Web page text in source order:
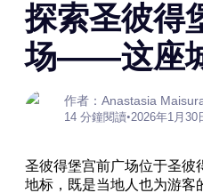
探索圣彼得
场——这座
作者：Anastasia
14 分鐘閱讀•2026年1月30
圣彼得堡宫前广场位于圣彼
地标，既是当地人也为游客